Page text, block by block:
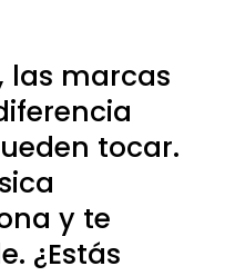
las marcas
tocar.
y te
¿Estás